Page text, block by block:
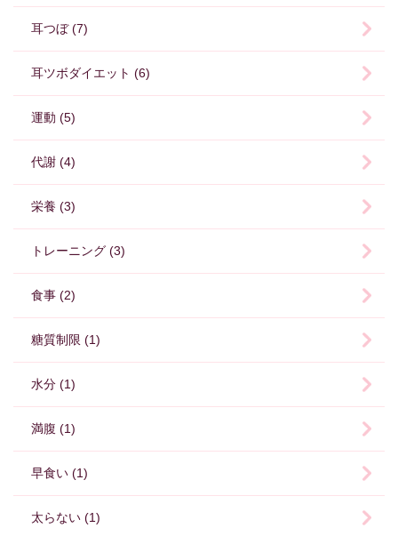
耳つぼ (7)
耳ツボダイエット (6)
運動 (5)
代謝 (4)
栄養 (3)
トレーニング (3)
食事 (2)
糖質制限 (1)
水分 (1)
満腹 (1)
早食い (1)
太らない (1)